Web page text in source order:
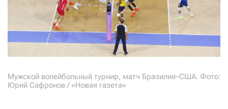
Мужской волейбольный турнир, матч Бразилия–США. Фото:
Юрий Сафронов / «Новая газета»